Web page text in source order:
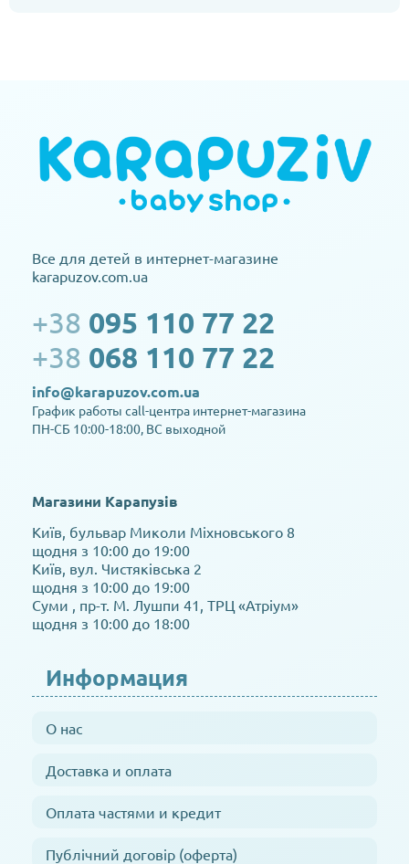
Все для детей в интернет-магазине
karapuzov.com.ua
+38 095 110 77 22
+38 068 110 77 22
info@karapuzov.com.ua
График работы call-центра интернет-магазина
ПН-СБ 10:00-18:00, ВС выходной
Магазини Карапузів
Київ, бульвар Миколи Міхновського 8
щодня з 10:00 до 19:00
Київ, вул. Чистяківська 2
щодня з 10:00 до 19:00
Суми , пр-т. М. Лушпи 41, ТРЦ «Атріум»
щодня з 10:00 до 18:00
Информация
О нас
Доставка и оплата
Оплата частями и кредит
Публічний договір (оферта)